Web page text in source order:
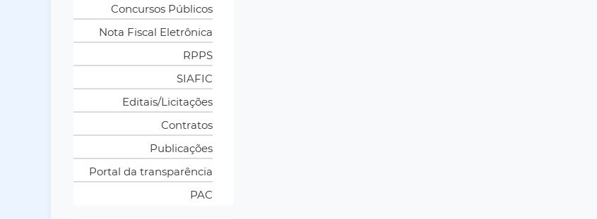
Concursos Públicos
Nota Fiscal Eletrônica
RPPS
SIAFIC
Editais/Licitações
Contratos
Publicações
Portal da transparência
PAC